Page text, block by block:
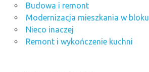
Budowa i remont
Modernizacja mieszkania w bloku
Nieco inaczej
Remont i wykończenie kuchni